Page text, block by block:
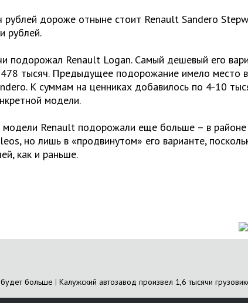
рублей дороже отныне стоит Renault Sandero
рублей.
подорожал Renault Logan. Самый дешевый его
тысяч. Предыдущее подорожание имело место
К суммам на ценниках добавилось по 4-10
модели.
модели Renault подорожали еще больше – в
но лишь в «продвинутом» его варианте,
как и раньше.
больше | Калужский автозавод произвел 1,6 тысячи